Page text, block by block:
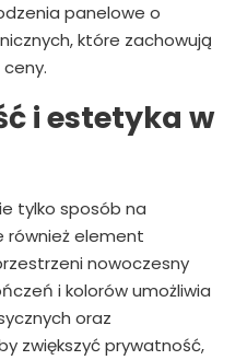
panelowe o
które zachowują
i estetyka w
tylko sposób na
również element
nowoczesny
i kolorów umożliwia
oraz
zwiększyć prywatność,